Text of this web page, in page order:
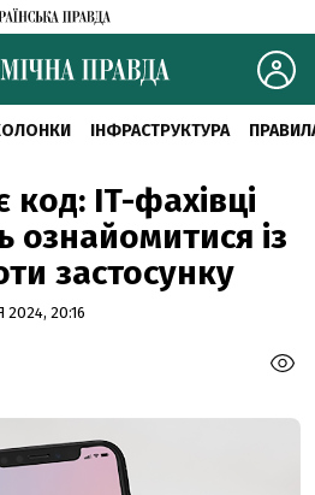
ІНФРАСТРУКТУРА
код: IT-фахівці
ознайомитися із
застосунку
20:16